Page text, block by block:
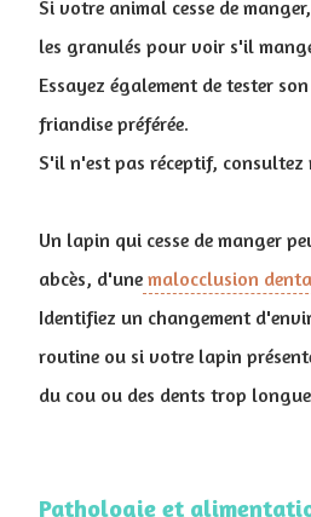
Si votre animal cesse de
les granulés pour voir s'il
Essayez également de tester
friandise préférée.
S'il n'est pas réceptif, consultez
Un lapin qui cesse de manger
abcès, d'une malocclusion
Identifiez un changement
routine ou si votre lapin
du cou ou des dents trop
Pathologie et